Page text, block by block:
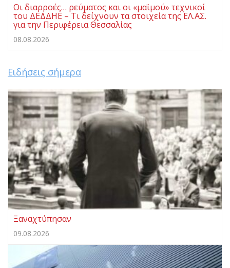
Οι διαρροές… ρεύματος και οι «μαϊμού» τεχνικοί
του ΔΕΔΔΗΕ – Τι δείχνουν τα στοιχεία της ΕΛ.ΑΣ.
για την Περιφέρεια Θεσσαλίας
08.08.2026
Ειδήσεις σήμερα
Ξαναχτύπησαν
09.08.2026